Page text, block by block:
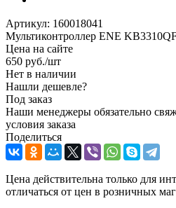
Артикул: 160018041
Мультиконтроллер ENE
Цена на сайте
650 руб./шт
Нет в наличии
Нашли дешевле?
Под заказ
Наши менеджеры обязательно
условия заказа
Поделиться
Цена действительна только для
отличаться от цен в розничных